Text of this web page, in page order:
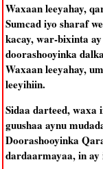
Waxaan leeyahay,
Sumcad iyo sharaf
kacay, war-bixinta
doorashooyinka
Waxaan leeyahay,
leeyihiin.
Sidaa darteed, waxa
guushaa aynu
Doorashooyinka
dardaarmayaa, in ay